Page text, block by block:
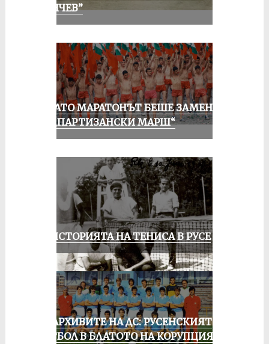
КЪНЧЕВ”
КОГАТО МАРАТОНЪТ БЕШЕ ЗАМЕНЕН
ОТ „ПАРТИЗАНСКИ МАРШ“
ЗА ИСТОРИЯТА НА ТЕНИСА В РУСЕ
ИЗ АРХИВИТЕ НА ДС: РУСЕНСКИЯТ
ФУТБОЛ В БЛАТОТО НА КОРУПЦИЯТА